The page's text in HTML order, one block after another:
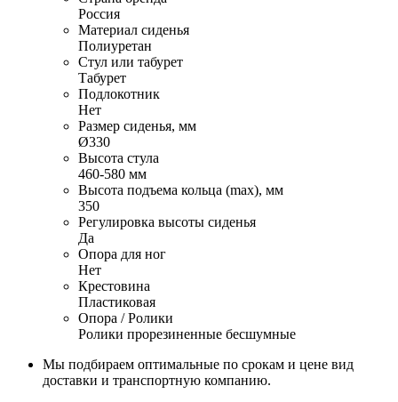
Россия
Материал сиденья
Полиуретан
Стул или табурет
Табурет
Подлокотник
Нет
Размер сиденья, мм
Ø330
Высота стула
460-580 мм
Высота подъема кольца (max), мм
350
Регулировка высоты сиденья
Да
Опора для ног
Нет
Крестовина
Пластиковая
Опора / Ролики
Ролики прорезиненные бесшумные
Мы подбираем оптимальные по срокам и цене вид
доставки и транспортную компанию.